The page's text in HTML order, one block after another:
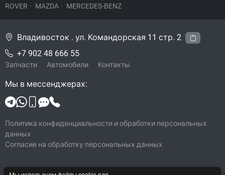
ROVER · MAZDA · MERCEDES-BENZ
Владивосток . ул. Командорская 11 стр. 2
+7 902 48 666 55
Запчасти Автомобили Контакты
Мы в мессенджерах:
Политика конфиденциальности и обработки персональных
данных
Согласие на обработку персональных данных